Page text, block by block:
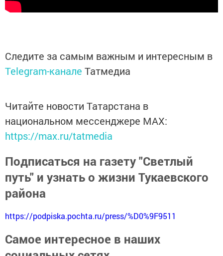
Следите за самым важным и интересным в
Telegram-канале Татмедиа
Читайте новости Татарстана в
национальном мессенджере MАХ:
https://max.ru/tatmedia
Подписаться на газету "Светлый
путь" и узнать о жизни Тукаевского
района
https://podpiska.pochta.ru/press/%D0%9F9511
Самое интересное в наших